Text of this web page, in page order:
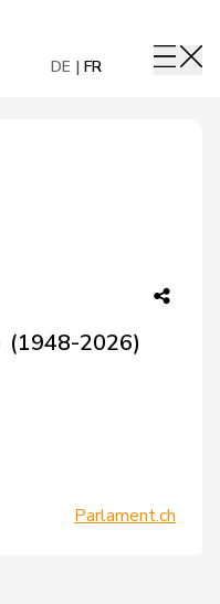
DE FR
(1948-2026)
Parlament.ch